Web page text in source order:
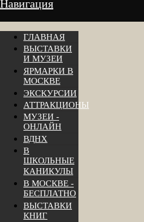
Навигация
ГЛАВНАЯ
ВЫСТАВКИ
И МУЗЕИ
ЯРМАРКИ В
МОСКВЕ
ЭКСКУРСИИ
АТТРАКЦИОНЫ
МУЗЕИ -
ОНЛАЙН
ВДНХ
В
ШКОЛЬНЫЕ
КАНИКУЛЫ
В МОСКВЕ -
БЕСПЛАТНО
ВЫСТАВКИ
КНИГ